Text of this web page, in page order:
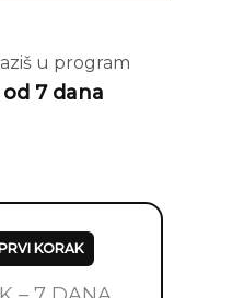
u program
7 dana
KORAK